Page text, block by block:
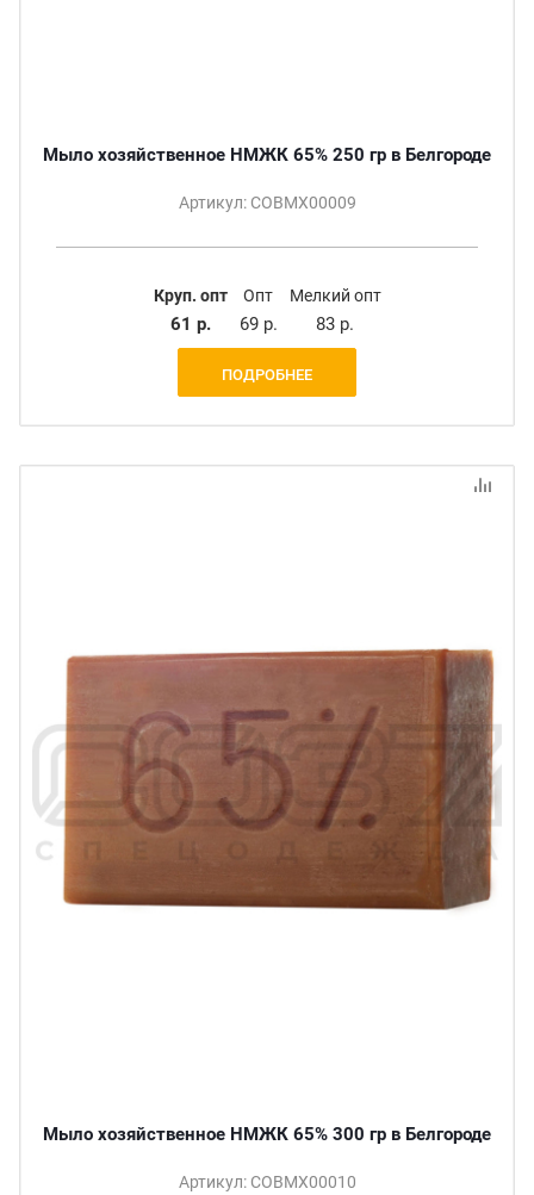
Мыло хозяйственное НМЖК 65% 250 гр в Белгороде
Артикул: СОВМХ00009
Круп. опт
61 р.
Опт
69 р.
Мелкий опт
83 р.
ПОДРОБНЕЕ
Мыло хозяйственное НМЖК 65% 300 гр в Белгороде
Артикул: СОВМХ00010